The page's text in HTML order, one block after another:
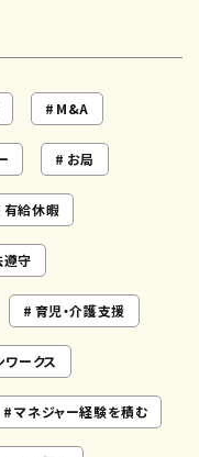
M&A
お局
有給休暇
遵守
育児・介護支援
ワークス
マネジャー経験を積む